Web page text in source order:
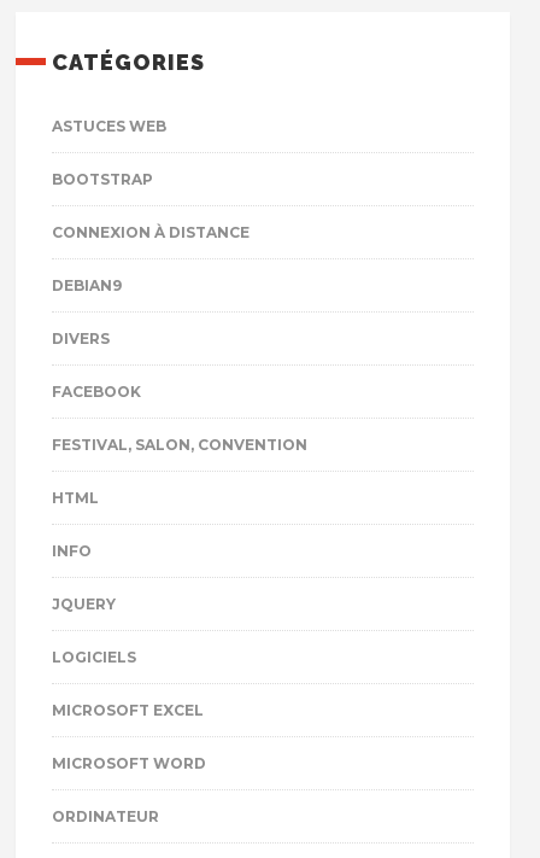
CATÉGORIES
ASTUCES WEB
BOOTSTRAP
CONNEXION À DISTANCE
DEBIAN9
DIVERS
FACEBOOK
FESTIVAL, SALON, CONVENTION
HTML
INFO
JQUERY
LOGICIELS
MICROSOFT EXCEL
MICROSOFT WORD
ORDINATEUR